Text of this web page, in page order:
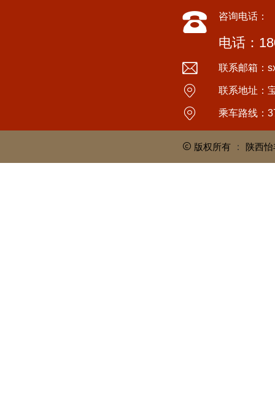
咨询电话：
电话：
联系邮箱：
联系地址：
乘车路线：
版权所有 ： 陕西